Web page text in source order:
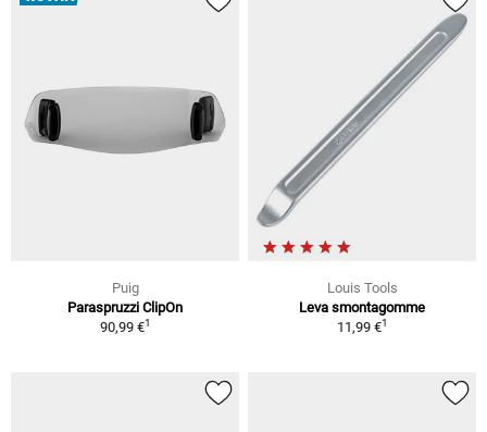
Puig
Paraspruzzi ClipOn
90,99 €1
Louis Tools
Leva smontagomme
11,99 €1